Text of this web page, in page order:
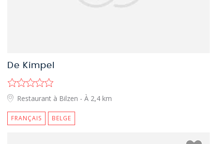
De Kimpel
Restaurant à Bilzen - À 2,4 km
FRANÇAIS BELGE